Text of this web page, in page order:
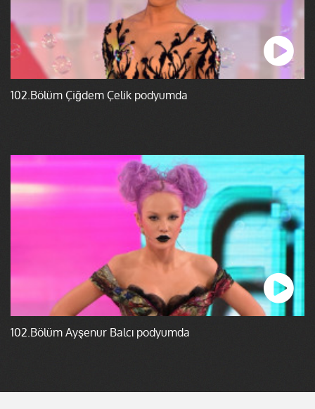
102.Bölüm Çiğdem Çelik podyumda
102.Bölüm Ayşenur Balcı podyumda